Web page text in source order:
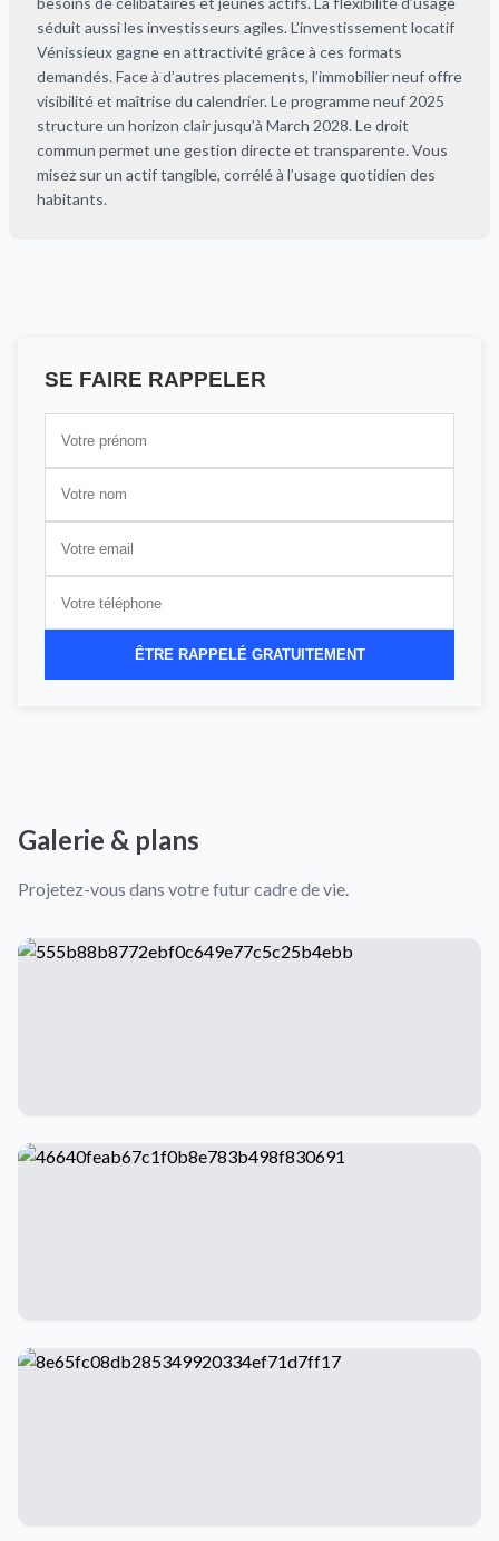
séduit aussi les investisseurs agiles. L’investissement locatif
Vénissieux gagne en attractivité grâce à ces formats
demandés. Face à d’autres placements, l’immobilier neuf offre
visibilité et maîtrise du calendrier. Le programme neuf 2025
structure un horizon clair jusqu’à March 2028. Le droit
commun permet une gestion directe et transparente. Vous
misez sur un actif tangible, corrélé à l’usage quotidien des
habitants.
SE FAIRE RAPPELER
ÊTRE RAPPELÉ GRATUITEMENT
Galerie & plans
Projetez-vous dans votre futur cadre de vie.